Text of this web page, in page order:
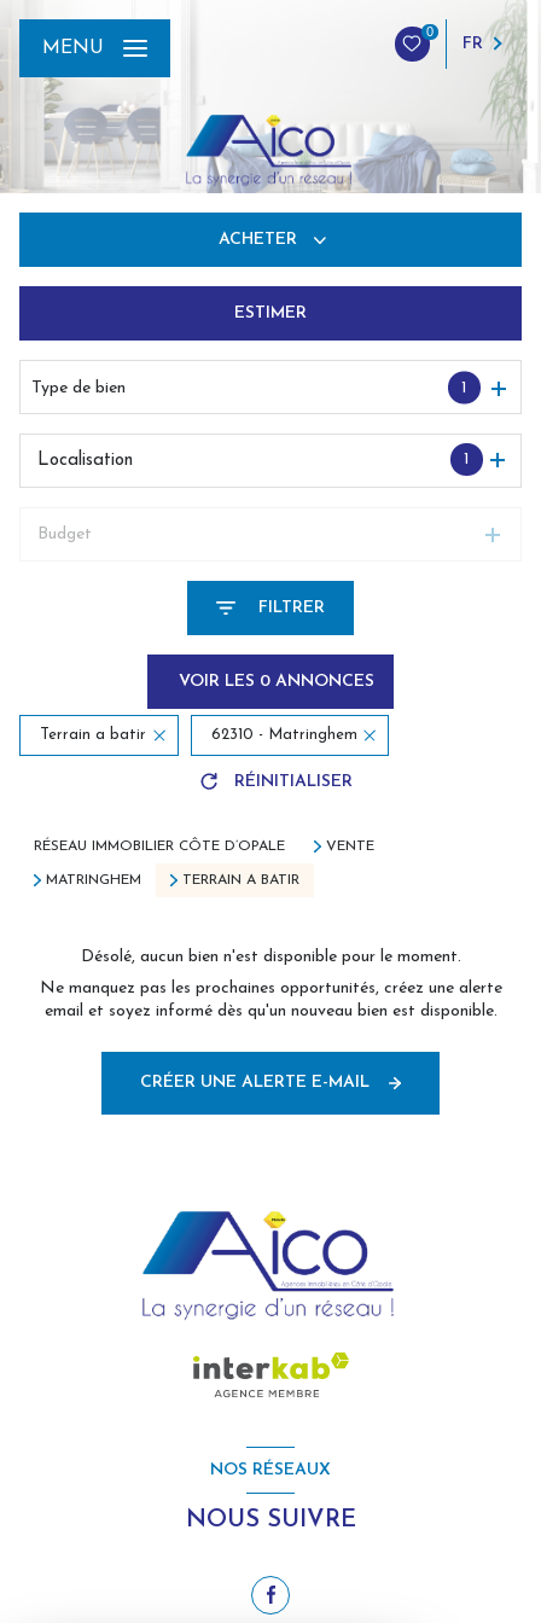
0
FR
MENU
ACHETER
De l'immo pro
ESTIMER
Type de bien 1
1
Localisation
Budget
FILTRER
VOIR LES 0 ANNONCES
Terrain a batir 62310 - Matringhem
RÉINITIALISER
RÉSEAU IMMOBILIER CÔTE D’OPALE VENTE
MATRINGHEM TERRAIN A BATIR
Désolé, aucun bien n'est disponible pour le moment.
Ne manquez pas les prochaines opportunités, créez une alerte
email et soyez informé dès qu'un nouveau bien est disponible.
CRÉER UNE ALERTE E-MAIL
NOS RÉSEAUX
NOUS SUIVRE